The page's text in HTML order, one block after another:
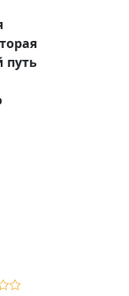
путь